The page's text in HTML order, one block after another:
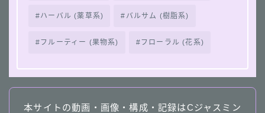
ハーバル (薬草系) バルサム (樹脂系)
フルーティー (果物系) フローラル (花系)
本サイトの動画・画像・構成・記録はCジャスミン